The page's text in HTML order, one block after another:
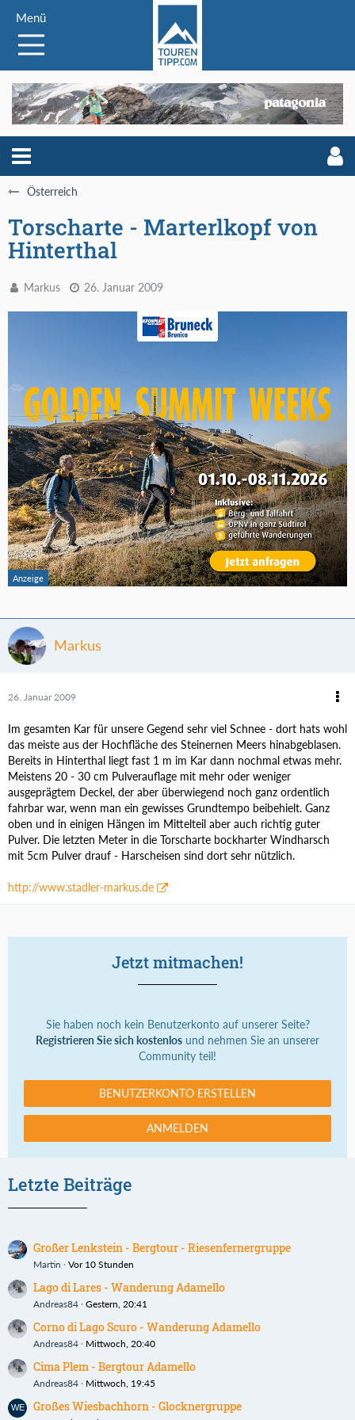
Menü
Österreich
Torscharte - Marterlkopf von
Hinterthal
Markus 26. Januar 2009
Markus
26. Januar 2009
Im gesamten Kar für unsere Gegend sehr viel Schnee - dort hats wohl
das meiste aus der Hochfläche des Steinernen Meers hinabgeblasen.
Bereits in Hinterthal liegt fast 1 m im Kar dann nochmal etwas mehr.
Meistens 20 - 30 cm Pulverauflage mit mehr oder weniger
ausgeprägtem Deckel, der aber überwiegend noch ganz ordentlich
fahrbar war, wenn man ein gewisses Grundtempo beibehielt. Ganz
oben und in einigen Hängen im Mittelteil aber auch richtig guter
Pulver. Die letzten Meter in die Torscharte bockharter Windharsch
mit 5cm Pulver drauf - Harscheisen sind dort sehr nützlich.
http://www.stadler-markus.de
Jetzt mitmachen!
Sie haben noch kein Benutzerkonto auf unserer Seite?
Registrieren Sie sich kostenlos und nehmen Sie an unserer
Community teil!
BENUTZERKONTO ERSTELLEN
ANMELDEN
Letzte Beiträge
Großer Lenkstein - Bergtour - Riesenfernergruppe
Martin Vor 10 Stunden
Lago di Lares - Wanderung Adamello
Andreas84 Gestern, 20:41
Corno di Lago Scuro - Wanderung Adamello
Andreas84 Mittwoch, 20:40
Cima Plem - Bergtour Adamello
Andreas84 Mittwoch, 19:45
Großes Wiesbachhorn - Glocknergruppe